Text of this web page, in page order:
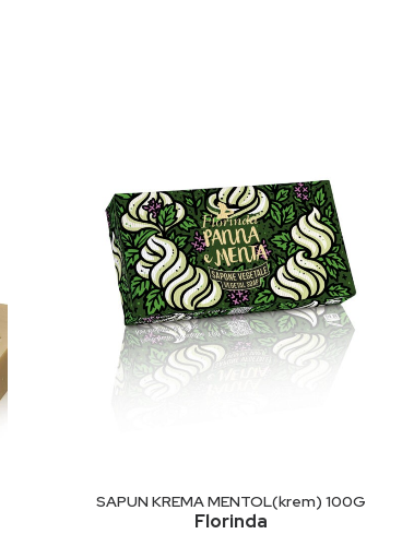
DODAJ U KORPU
SAPUN KREMA MENTOL(krem) 100G
Florinda